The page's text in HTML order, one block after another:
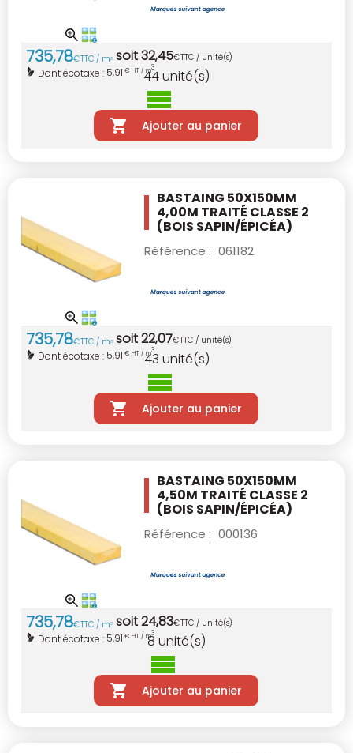
735,78€TTC / m3 soit32,45€TTC / unité(s)
Dont écotaxe : 5,91 € HT / m3
44unité(s)
Ajouter au panier
BASTAING 50X150MM
4,00M TRAITÉ CLASSE 2
(BOIS SAPIN/ÉPICÉA)
Référence : 061182
735,78€TTC / m3 soit22,07€TTC / unité(s)
Dont écotaxe : 5,91 € HT / m3
43 unité(s)
Ajouter au panier
BASTAING 50X150MM
4,50M TRAITÉ CLASSE 2
(BOIS SAPIN/ÉPICÉA)
Référence : 000136
735,78€TTC / m3 soit24,83€TTC / unité(s)
Dont écotaxe : 5,91 € HT / m3
8 unité(s)
Ajouter au panier